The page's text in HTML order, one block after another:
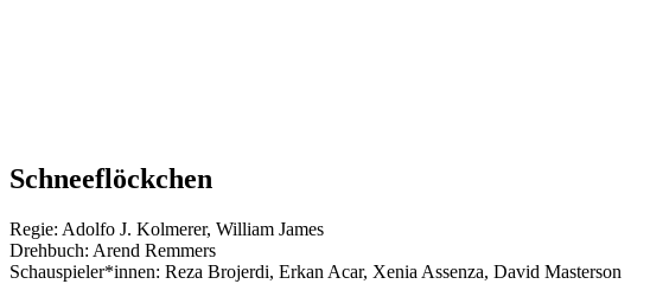
Schneeflöckchen
Regie: Adolfo J. Kolmerer, William James
Drehbuch: Arend Remmers
Schauspieler*innen: Reza Brojerdi, Erkan Acar, Xenia Assenza, David Masterson